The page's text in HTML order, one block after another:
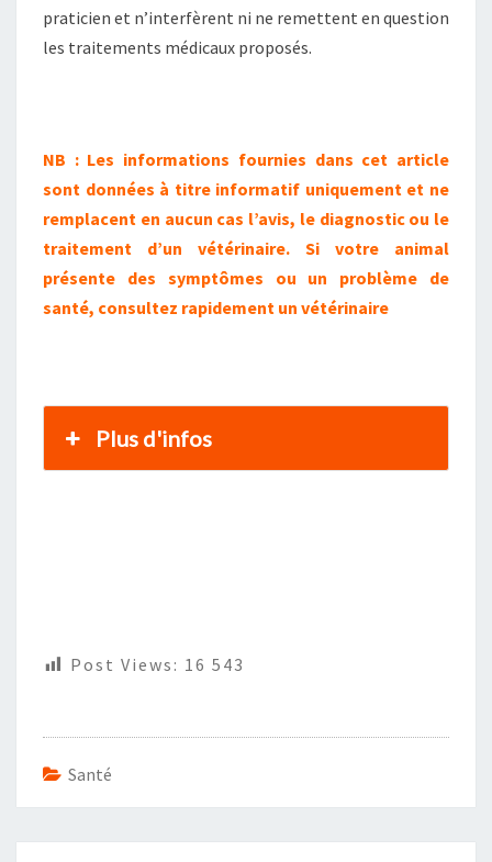
praticien et n’interfèrent ni ne remettent en question
les traitements médicaux proposés.
NB : Les informations fournies dans cet article
sont données à titre informatif uniquement et ne
remplacent en aucun cas l’avis, le diagnostic ou le
traitement d’un vétérinaire. Si votre animal
présente des symptômes ou un problème de
santé, consultez rapidement un vétérinaire
Plus d'infos
Post Views: 16 543
Santé